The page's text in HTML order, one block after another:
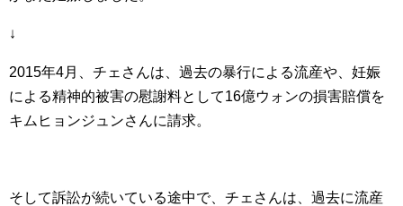
↓
2015年4月、チェさんは、過去の暴行による流産や、妊娠
による精神的被害の慰謝料として16億ウォンの損害賠償を
キムヒョンジュンさんに請求。
そして訴訟が続いている途中で、チェさんは、過去に流産